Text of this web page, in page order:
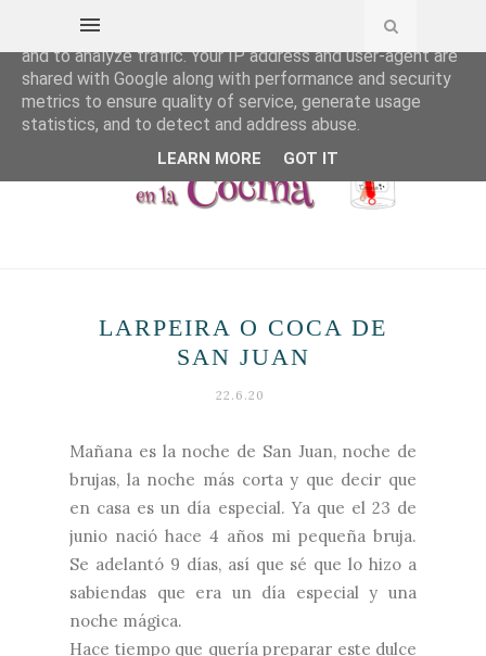
LARPEIRA O COCA DE
SAN JUAN
22.6.20
Mañana es la noche de San Juan, noche de
brujas, la noche más corta y que decir que
en casa es un día especial. Ya que el 23 de
junio nació hace 4 años mi pequeña bruja.
Se adelantó 9 días, así que sé que lo hizo a
sabiendas que era un día especial y una
noche mágica.
Hace tiempo que quería preparar este dulce
This site uses cookies from Google to deliver its services
and to analyze traffic. Your IP address and user-agent are
shared with Google along with performance and security
metrics to ensure quality of service, generate usage
statistics, and to detect and address abuse.
LEARN MORE GOT IT